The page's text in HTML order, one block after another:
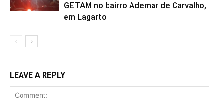
GETAM no bairro Ademar de Carvalho,
em Lagarto
LEAVE A REPLY